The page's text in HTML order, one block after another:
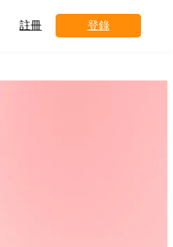
註冊 登錄